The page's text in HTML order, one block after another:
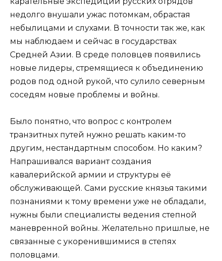
недолго внушали ужас потомкам, обрастая
небылицами и слухами. В точности так же, как
мы наблюдаем и сейчас в государствах
Средней Азии. В среде половцев появились
новые лидеры, стремящиеся к объединению
родов под одной рукой, что сулило северным
соседям новые проблемы и войны.
Было понятно, что вопрос с контролем
транзитных путей нужно решать каким-то
другим, нестандартным способом. Но каким?
Напрашивался вариант создания
кавалерийской армии и структуры её
обслуживающей. Сами русские князья такими
познаниями к тому времени уже не обладали,
нужны были специалисты ведения степной
маневренной войны. Желательно пришлые, не
связанные с укоренившимися в степях
половцами.